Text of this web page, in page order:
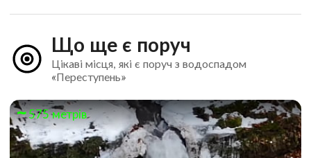
Що ще є поруч
Цікаві місця, які є поруч з водоспадом
«Переступень»
575 метрів